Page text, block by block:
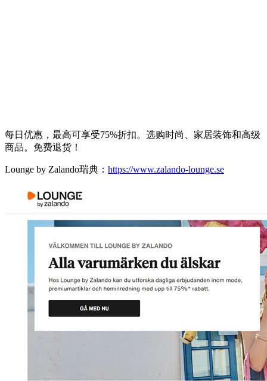
每日优惠，最高可享受75%折扣。选购时尚、家居装饰和高级
商品。免费退货！
Lounge by Zalando瑞典： https://www.zalando-lounge.se